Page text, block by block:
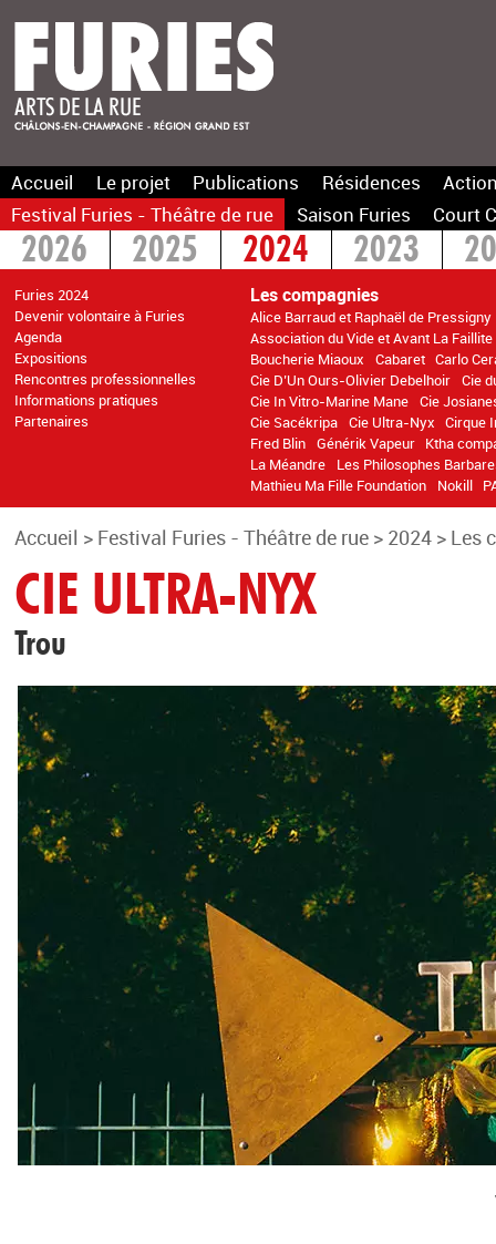
Accueil Le projet Publications Résidences
Festival Furies - Théâtre de rue
Saison Furies Court
2026 2025 2024
Furies 2024
Devenir volontaire à Furies
Agenda
Expositions
Rencontres professionnelles
Informations pratiques
Partenaires
Les compagnies
Alice Barraud et Raphaël de Pressigny
Association du Vide et Avant La Faillite
Boucherie Miaoux
Cabaret Carlo
Cie D’Un Ours-Olivier Debelhoir Cie
Cie In Vitro-Marine Mane Cie
Cie Sacékripa Cie Ultra-Nyx Cirque
Fred Blin Générik Vapeur Ktha
La Méandre
Les Philosophes
Mathieu Ma Fille Foundation
Nokill
2023
2016
>2014
Accueil > Festival Furies - Théâtre de rue > 2024 > Les
CIE ULTRA-NYX
Trou